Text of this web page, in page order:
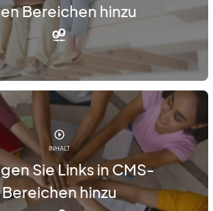
Bereichen hinzu
INHALT
Sie Links in CMS-
Bereichen hinzu